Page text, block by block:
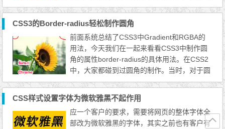
要做图片就一定会在PS里面先做出形状来，
这样就需要加载图片，这样不如直接用CSS来
加载的效率快一些，而且有些图片上面嵌入文
字，简单的文字也可以在CSS里面设计出来，
所以能用CSS的尽可能使用CSS来实现。 bor
der-radius：用这个属性能实...
CSS3的Border-radius轻松制作圆角
前面系统总结了CSS3中Gradient和RGBA的
用法，今天我们在一起来看看CSS3中制作圆
角的属性border-radius的具体用法。在CSS2
中，大家都碰到过圆角的制作。当时，对于圆
角的制作，我们都需要使用多张圆角图片做为
背景，分别应用到每个角上，我应用最多的就
是在需要圆角的元素标签中加四个空标签，然
后在每个空标签中应用一个圆角的背景位置，
然后在对这几个应用了圆角的标签进行定位到
CSS样式设置字体为微软雅黑不起作用
应一个客户的要求，需要将网页的整体字体全
部改为微软雅黑的字体，其实之前也有客户有